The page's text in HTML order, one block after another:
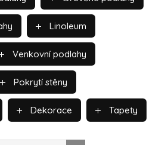
Linoleum
Venkovní podlahy
Pokrytí stěny
Dekorace Tapety